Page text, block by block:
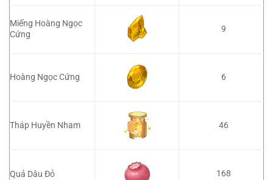
Miếng Hoàng Ngọc
Cứng
9
Hoàng Ngọc Cứng 6
Tháp Huyền Nham 46
Quả Dâu Đỏ 168